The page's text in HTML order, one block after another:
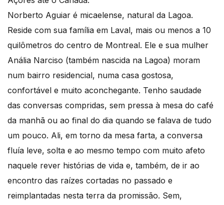
Norberto Aguiar é micaelense, natural da Lagoa.
Reside com sua família em Laval, mais ou menos a 10
quilômetros do centro de Montreal. Ele e sua mulher
Anália Narciso (também nascida na Lagoa) moram
num bairro residencial, numa casa gostosa,
confortável e muito aconchegante. Tenho saudade
das conversas compridas, sem pressa à mesa do café
da manhã ou ao final do dia quando se falava de tudo
um pouco. Ali, em torno da mesa farta, a conversa
fluía leve, solta e ao mesmo tempo com muito afeto
naquele rever histórias de vida e, também, de ir ao
encontro das raízes cortadas no passado e
reimplantadas nesta terra da promissão. Sem,